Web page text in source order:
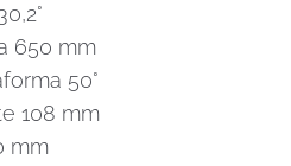
650 mm
50°
108 mm
mm